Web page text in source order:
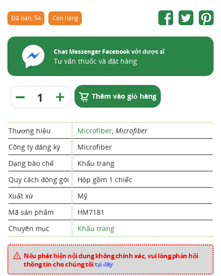
Đã bán: 54 Còn hàng
Chat Messenger Facebook với dược sĩ
Tư vấn thuốc và đặt hàng
Thêm vào giỏ hàng
Thương hiệu Microfiber, Microfiber
Công ty đăng ký
Microfiber
Dạng bào chế
Khẩu trang
Quy cách đóng gói
Hộp gồm 1 chiếc
Xuất xứ
Mỹ
Mã sản phẩm
HM7181
Chuyên mục
Khẩu trang
Nếu phát hiện nội dung không chính xác, vui lòng phản hồi
thông tin cho chúng tôitại đây